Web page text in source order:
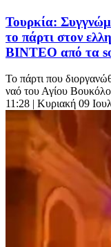
Τουρκία:
το πάρτι στον
ΒΙΝΤΕΟ από τα
Το πάρτι που
ναό του Αγίου
11:28 | Κυριακή 09